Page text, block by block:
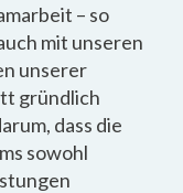
– so
mit unseren
unserer
gründlich
dass die
sowohl